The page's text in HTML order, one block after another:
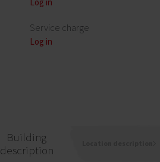
Service charge
Log in
Building
description